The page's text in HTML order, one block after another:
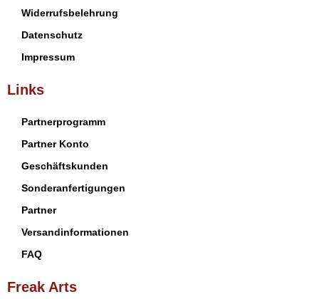
Widerrufsbelehrung
Datenschutz
Impressum
Links
Partnerprogramm
Partner Konto
Geschäftskunden
Sonderanfertigungen
Partner
Versandinformationen
FAQ
Freak Arts